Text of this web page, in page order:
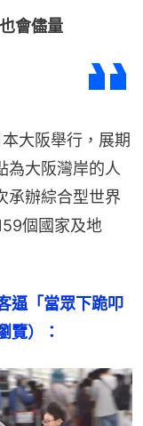
會儘量
大阪舉行，展期
為大阪灣岸的人
承辦綜合型世界
個國家及地
逼「當眾下跪叩
覽）：